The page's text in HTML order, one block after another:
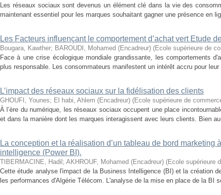
Les réseaux sociaux sont devenus un élément clé dans la vie des
maintenant essentiel pour les marques souhaitant gagner une présence en
Les Facteurs influençant le comportement d’achat vert Etude
Bougara, Kawther; BAROUDI, Mohamed (Encadreur) (Ecole supérieure de
Face à une crise écologique mondiale grandissante, les comportements
plus responsable. Les consommateurs manifestent un intérêt accru pour
L’impact des réseaux sociaux sur la fidélisation des clients
GHOUFI, Younes; El habi, Ahlem (Encadreur) (Ecole supérieure de
À l’ère du numérique, les réseaux sociaux occupent une place
et dans la manière dont les marques interagissent avec leurs clients. Bien
La conception et la réalisation d’un tableau de bord marketing
intelligence (Power BI).
TIBERMACINE, Hadil ; AKHROUF, Mohamed (Encadreur) (Ecole supérieure
Cette étude analyse l'impact de la Business Intelligence (BI) et la création
les performances d'Algérie Télécom. L'analyse de la mise en place de la BI